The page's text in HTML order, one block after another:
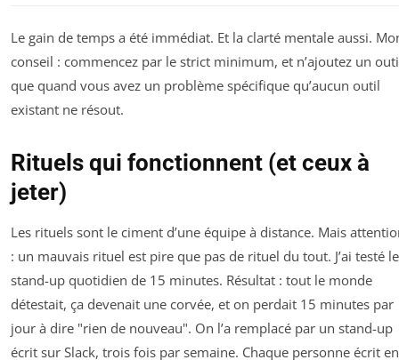
Le gain de temps a été immédiat. Et la clarté mentale aussi.
conseil : commencez par le strict minimum, et n’ajoutez un
que quand vous avez un problème spécifique qu’aucun outil
existant ne résout.
Rituels qui fonctionnent (et ceux à
jeter)
Les rituels sont le ciment d’une équipe à distance. Mais
: un mauvais rituel est pire que pas de rituel du tout. J’ai testé le
stand-up quotidien de 15 minutes. Résultat : tout le monde
détestait, ça devenait une corvée, et on perdait 15 minutes par
jour à dire "rien de nouveau". On l’a remplacé par un stand-up
écrit sur Slack, trois fois par semaine. Chaque personne écrit en